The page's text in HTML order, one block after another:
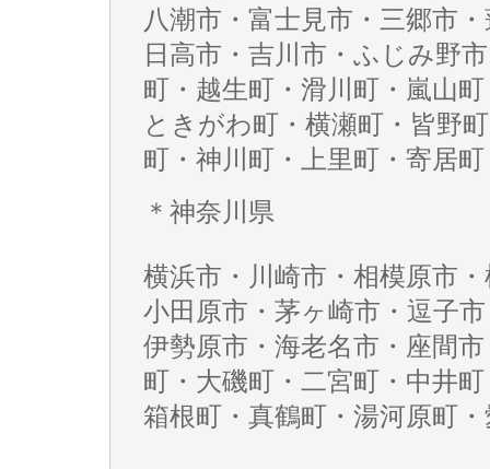
八潮市・富士見市・三郷市
日高市・吉川市・ふじみ野
町・越生町・滑川町・嵐山
ときがわ町・横瀬町・皆野
町・神川町・上里町・寄居
＊神奈川県
横浜市・川崎市・相模原市
小田原市・茅ヶ崎市・逗子
伊勢原市・海老名市・座間
町・大磯町・二宮町・中井
箱根町・真鶴町・湯河原町